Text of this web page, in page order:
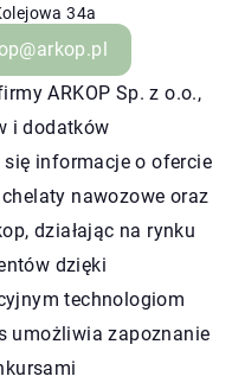
34a
ARKOP Sp. z o.o.,
i dodatków
informacje o ofercie
nawozowe oraz
działając na rynku
dzięki
technologiom
umożliwia zapoznanie